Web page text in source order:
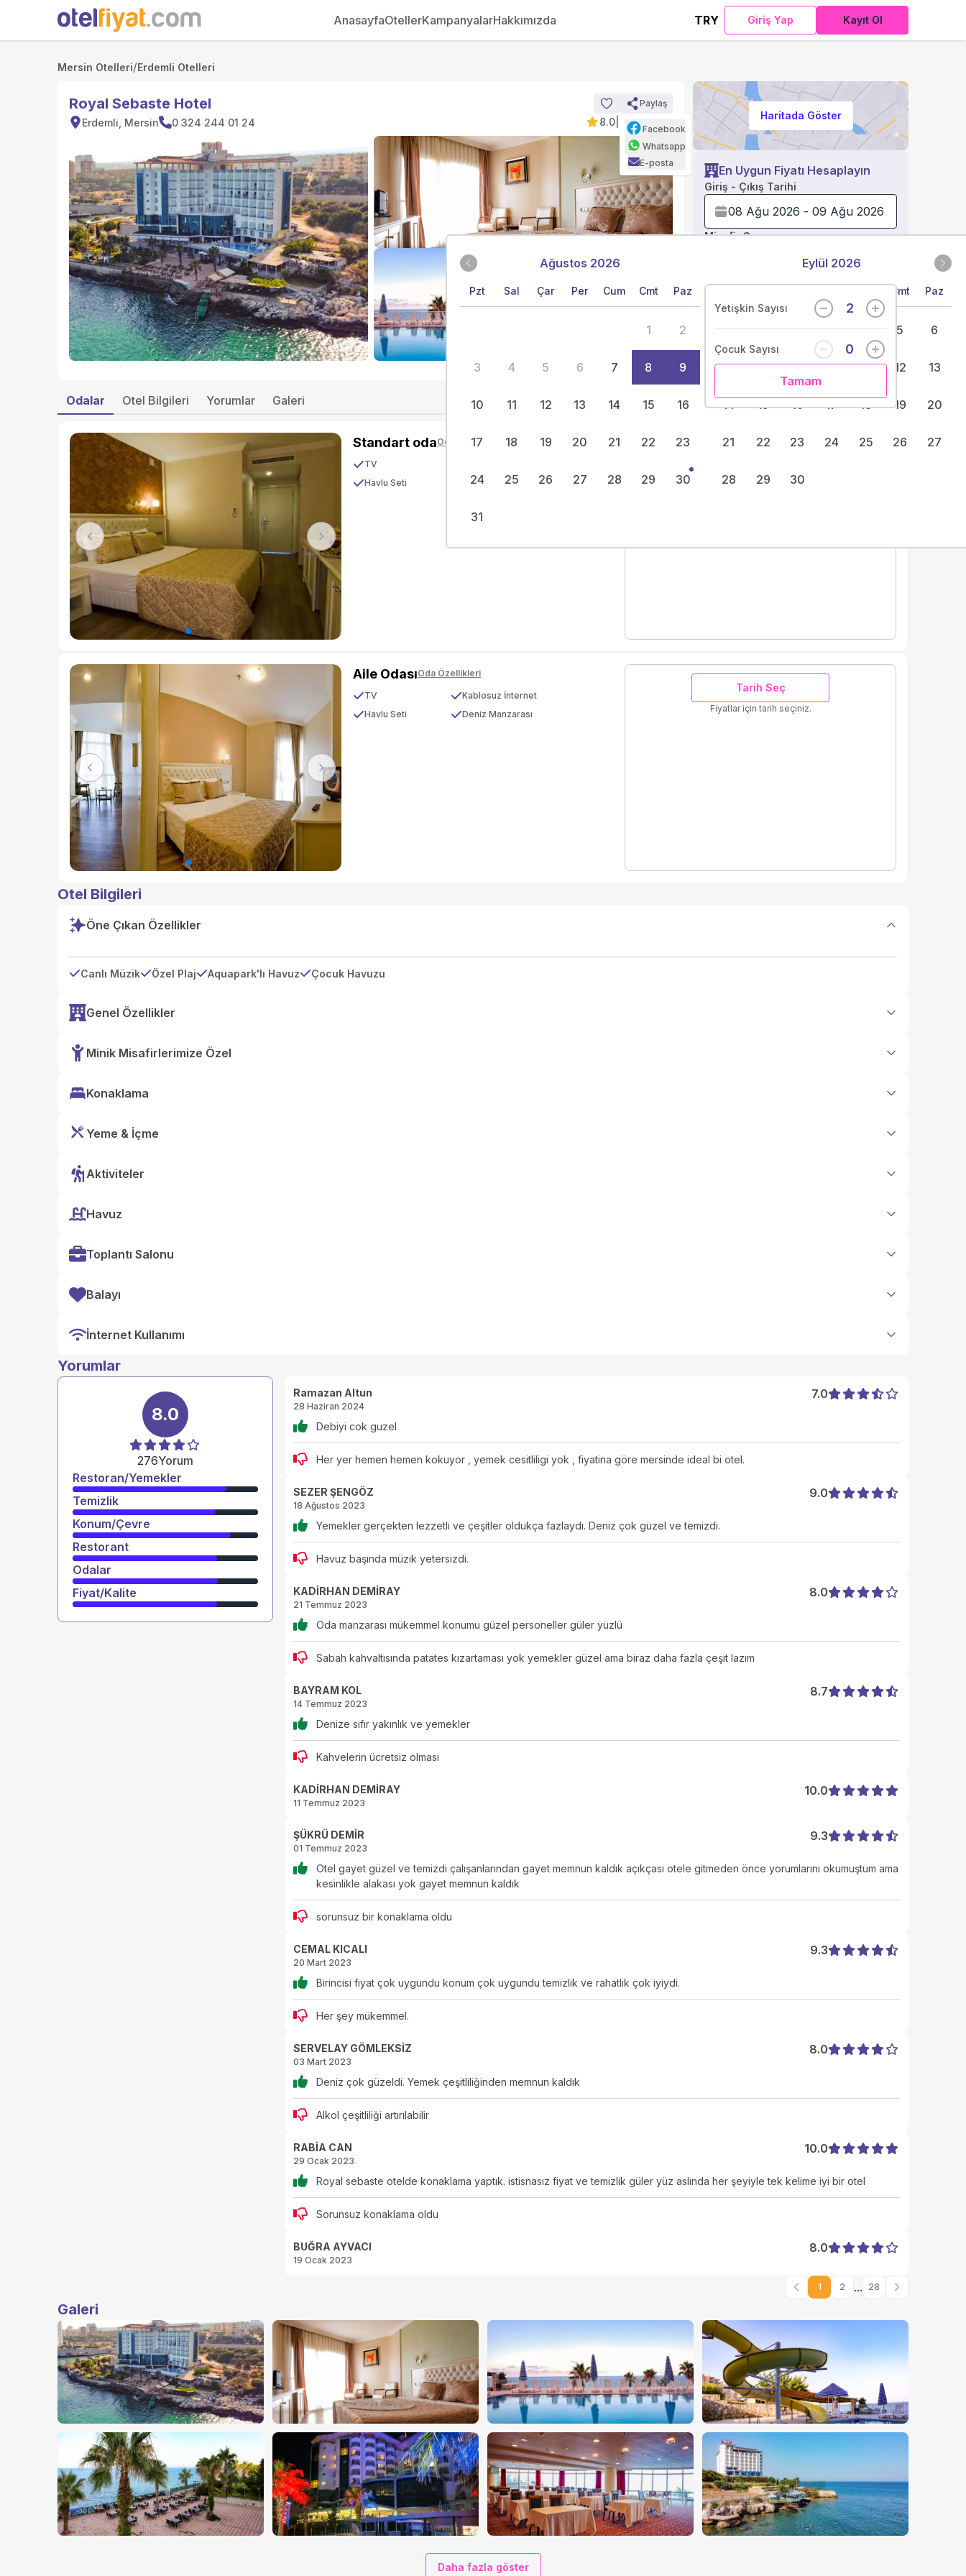
AnasayfaOtellerKampanyalarHakkımızda TRY Giriş Yap Kayıt Ol
Mersin Otelleri/Erdemli Otelleri
Royal Sebaste Hotel Paylaş
Facebook
Whatsapp
E-posta
Erdemli, Mersin 0 324 244 01 24 8.0 276 Yorum
Haritada Göster
En Uygun Fiyatı Hesaplayın
Giriş - Çıkış Tarihi
Ağustos 2026
Pzt Sal Çar Per Cum Cmt Paz
1 2
3 4 5 6 7 8 9
10 11 12 13 14 15 16
17 18 19 20 21 22 23
24 25 26 27 28 29 30
31
Eylül 2026
Cmt Paz
1 2 3 4 5 6
7 8 9 10 11 12 13
14 15 16 17 18 19 20
21 22 23 24 25 26 27
28 29 30
Misafir Sayısı
Yetişkin Sayısı 2
Çocuk Sayısı 0
Tamam
Odalar Otel Bilgileri Yorumlar Galeri
Previous Next
Standart odaOda Özellikleri
TV
Havlu Seti
Deniz Manzarası
Fiyatlar için tarih seçiniz.
Previous Next
Aile OdasıOda Özellikleri
TV
Kablosuz İnternet
Havlu Seti
Deniz Manzarası
Fiyatlar için tarih seçiniz.
Tarih Seç
Otel Bilgileri
Öne Çıkan Özellikler
Canlı Müzik Özel Plaj Aquapark'lı Havuz Çocuk Havuzu
Genel Özellikler
Minik Misafirlerimize Özel
Konaklama
Yeme & İçme
Aktiviteler
Havuz
Toplantı Salonu
Balayı
İnternet Kullanımı
Yorumlar
8.0
276Yorum
Restoran/Yemekler
Temizlik
Konum/Çevre
Restorant
Odalar
Fiyat/Kalite
Ramazan Altun
28 Haziran 2024
7.0
Debiyi cok guzel
Her yer hemen hemen kokuyor , yemek cesitliligi yok , fiyatina göre mersinde ideal bi otel.
SEZER ŞENGÖZ
18 Ağustos 2023
9.0
Yemekler gerçekten lezzetli ve çeşitler oldukça fazlaydı. Deniz çok güzel ve temizdi.
Havuz başında müzik yetersizdi.
KADİRHAN DEMİRAY
21 Temmuz 2023
8.0
Oda manzarası mükemmel konumu güzel personeller güler yüzlü
Sabah kahvaltısında patates kızartaması yok yemekler güzel ama biraz daha fazla çeşit lazım
BAYRAM KOL
14 Temmuz 2023
8.7
Denize sıfır yakınlık ve yemekler
Kahvelerin ücretsiz olması
KADİRHAN DEMİRAY
11 Temmuz 2023
10.0
ŞÜKRÜ DEMİR
01 Temmuz 2023
9.3
Otel gayet güzel ve temizdi çalışanlarından gayet memnun kaldık açıkçası otele gitmeden önce yorumlarını okumuştum ama
kesinlikle alakası yok gayet memnun kaldık
sorunsuz bir konaklama oldu
CEMAL KICALI
20 Mart 2023
9.3
Birincisi fiyat çok uygundu konum çok uygundu temizlik ve rahatlık çok iyiydi.
Her şey mükemmel.
SERVELAY GÖMLEKSİZ
03 Mart 2023
8.0
Deniz çok güzeldi. Yemek çeşitliliğinden memnun kaldık
Alkol çeşitliliği artırılabilir
RABİA CAN
29 Ocak 2023
10.0
Royal sebaste otelde konaklama yaptık. istisnasız fiyat ve temizlik güler yüz aslında her şeyiyle tek kelime iyi bir otel
Sorunsuz konaklama oldu
BUĞRA AYVACI
19 Ocak 2023
8.0
1 2 ... 28
Galeri
Daha fazla göster